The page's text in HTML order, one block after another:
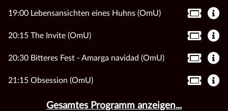
19:00 Lebensansichten eines Huhns (OmU)
20:15 The Invite (OmU)
20:30 Bitteres Fest - Amarga navidad (OmU)
21:15 Obsession (OmU)
Gesamtes Programm anzeigen...